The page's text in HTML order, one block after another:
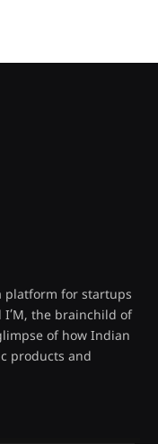
platform for startups
the brainchild of
of how Indian
products and